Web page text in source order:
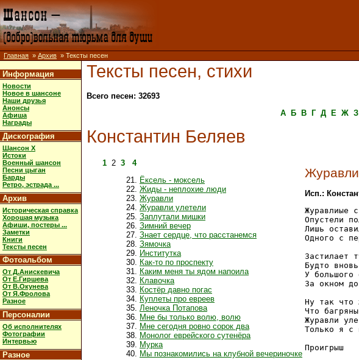
Главная » Архив » Тексты песен
Информация
Новости
Новое в шансоне
Наши друзья
Анонсы
Афиша
Награды
Дискография
Шансон X
Истоки
Военный шансон
Песни цыган
Барды
Ретро, эстрада ...
Архив
Историческая справка
Хорошая музыка
Афиши, постеры ...
Заметки
Книги
Тексты песен
Фотоальбом
От Д.Анискевича
От Е.Гиршева
От В.Окунева
От Я.Фролова
Разное
Персоналии
Об исполнителях
Фотографии
Интервью
Разное
Тексты песен, стихи
Всего песен: 32693
А
Б В Г Д Е Ж З
Константин Беляев
1 2 3
4
Ёксель - моксель
Жиды - неплохие люди
Журавли
Журавли улетели
Заплутали мишки
Зимний вечер
Знает сердце, что расстанемся
Зямочка
Институтка
Как-то по проспекту
Каким меня ты ядом напоила
Клавочка
Костёр давно погас
Куплеты про евреев
Леночка Потапова
Мне бы только волю, волю
Мне сегодня ровно сорок два
Монолог еврейского сутенёра
Мурка
Мы познакомились на клубной вечериночке
Исп.:
Журавлиые
Опустели
Лишь
Одного с
Застилает
Будто
У большого
За окном
Ну так что
Что
Журавли
Только я с
Проигрыш